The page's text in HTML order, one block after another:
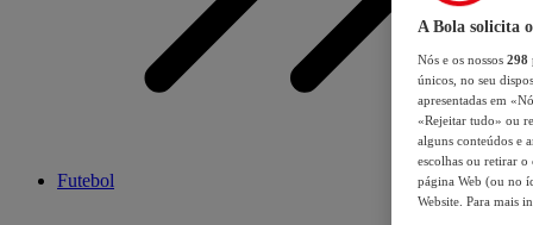
Futebol
A Bola solicita
Nós e os nossos 298
únicos, no seu
apresentadas em
«Rejeitar tudo» ou
alguns conteúdos e
escolhas ou retirar
página Web (ou no
Website. Para mais